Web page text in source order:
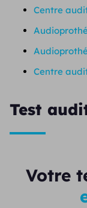
Centre
Centre
Test
Votre